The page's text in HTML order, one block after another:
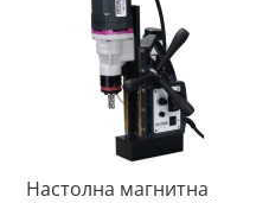
Настолна магнитна